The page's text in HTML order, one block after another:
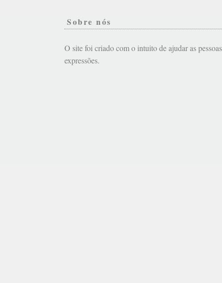
Sobre nós
O site foi criado com o intuito de ajudar as
expressões.